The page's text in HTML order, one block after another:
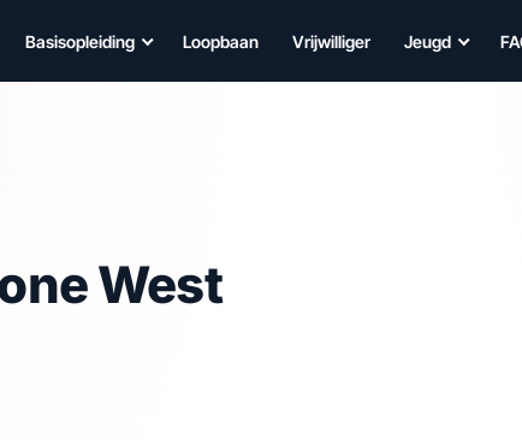
Basisopleiding Loopbaan Vrijwilliger Jeugd
West